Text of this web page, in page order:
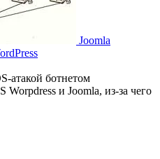
Joomla
атакой ботнетом
и Joomla, из-за чего